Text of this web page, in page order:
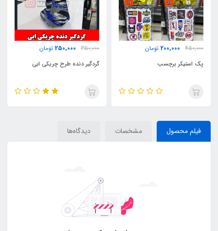
450,000
200,000 تومان
پک استیکر برچسب
350,000
250,000 تومان
گردگیر دنده طرح چریکی ابی
فیلم محصول مشخصات دیدگاه‌ها